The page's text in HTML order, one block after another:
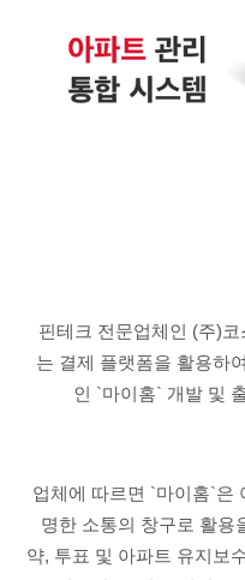
핀테크 전문업체인 (주)
는 결제 플랫폼을 활용하
인 `마이홈` 개발 및
업체에 따르면 `마이홈`은
명한 소통의 창구로 활용
약, 투표 및 아파트 유지보